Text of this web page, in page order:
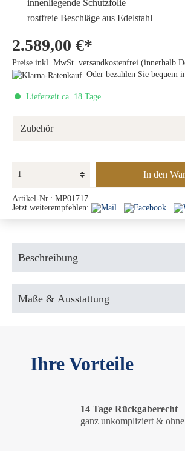
innenliegende Schutzfolie
rostfreie Beschläge aus Edelstahl
2.589,00 €*
Preise inkl. MwSt. versandkostenfrei (innerhalb
Oder bezahlen Sie bequem
Lieferzeit ca. 18 Tage
Zubehör
In den
Artikel-Nr.: MP01717
Jetzt weiterempfehlen:
Beschreibung
Maße & Ausstattung
Ihre Vorteile
14 Tage Rückgaberecht
ganz unkompliziert &